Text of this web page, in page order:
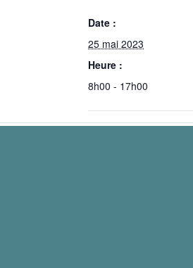
Date :
25 mai 2023
Heure :
8h00 - 17h00